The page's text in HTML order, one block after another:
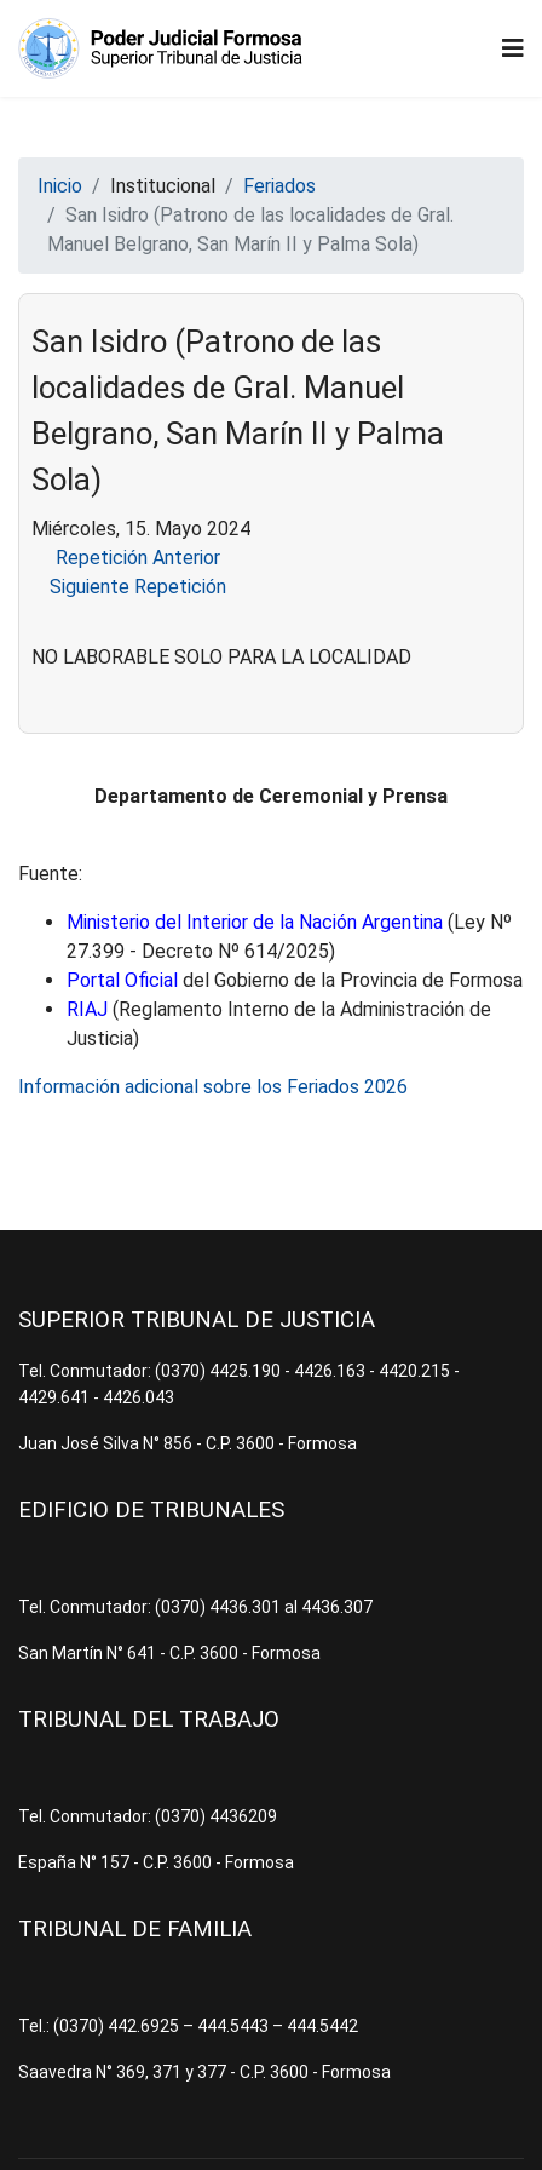
Inicio Institucional
Feriados
San Isidro (Patrono de las localidades de Gral.
Manuel Belgrano, San Marín II y Palma Sola)
San Isidro (Patrono de las
localidades de Gral. Manuel
Belgrano, San Marín II y Palma
Sola)
Miércoles, 15. Mayo 2024
Repetición Anterior
Siguiente Repetición
NO LABORABLE SOLO PARA LA LOCALIDAD
Departamento de Ceremonial y Prensa
Fuente:
Ministerio del Interior de la Nación Argentina (Ley Nº
27.399 - Decreto Nº 614/2025)
Portal Oficial del Gobierno de la Provincia de Formosa
RIAJ (Reglamento Interno de la Administración de
Justicia)
Información adicional sobre los Feriados 2026
SUPERIOR TRIBUNAL DE JUSTICIA
Tel. Conmutador: (0370) 4425.190 - 4426.163 - 4420.215 -
4429.641 - 4426.043
Juan José Silva N° 856 - C.P. 3600 - Formosa
EDIFICIO DE TRIBUNALES
Tel. Conmutador: (0370) 4436.301 al 4436.307
San Martín N° 641 - C.P. 3600 - Formosa
TRIBUNAL DEL TRABAJO
Tel. Conmutador: (0370) 4436209
España N° 157 - C.P. 3600 - Formosa
TRIBUNAL DE FAMILIA
Tel.: (0370) 442.6925 – 444.5443 – 444.5442
Saavedra N° 369, 371 y 377 - C.P. 3600 - Formosa